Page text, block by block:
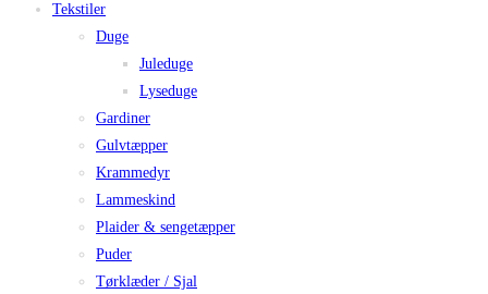
Tekstiler
Duge
Juleduge
Lyseduge
Gardiner
Gulvtæpper
Krammedyr
Lammeskind
Plaider & sengetæpper
Puder
Tørklæder / Sjal